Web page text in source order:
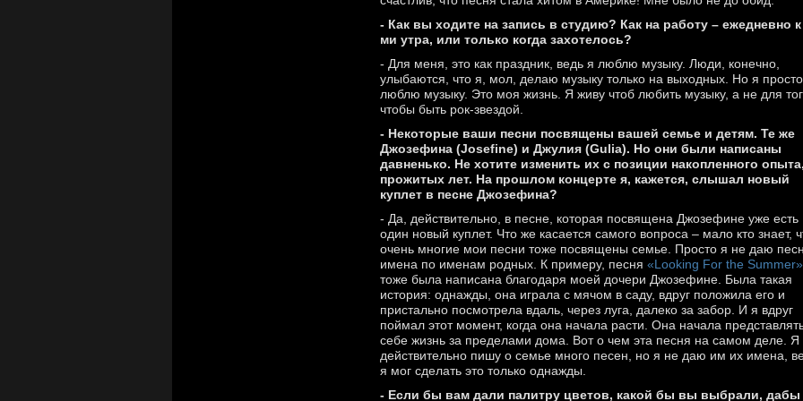
- Как вы ходите на запись в студию? Как на работу – ежедневно
ми утра, или только когда захотелось?
- Для меня, это как праздник, ведь я люблю музыку. Люди, конечно,
улыбаются, что я, мол, делаю музыку только на выходных. Но я просто
люблю музыку. Это моя жизнь. Я живу чтоб любить музыку, а не для
чтобы быть рок-звездой.
- Некоторые ваши песни посвящены вашей семье и детям. Те же
Джозефина (Josefine) и Джулия (Gulia). Но они были написаны
давненько. Не хотите изменить их с позиции накопленного опыта,
прожитых лет. На прошлом концерте я, кажется, слышал новый
куплет в песне Джозефина?
- Да, действительно, в песне, которая посвящена Джозефине уже есть
один новый куплет. Что же касается самого вопроса – мало кто знает,
очень многие мои песни тоже посвящены семье. Просто я не даю
имена по именам родных. К примеру, песня «Looking For the Summer»
тоже была написана благодаря моей дочери Джозефине. Была такая
история: однажды, она играла с мячом в саду, вдруг положила его и
пристально посмотрела вдаль, через луга, далеко за забор. И я вдруг
поймал этот момент, когда она начала расти. Она начала
себе жизнь за пределами дома. Вот о чем эта песня на самом деле. Я
действительно пишу о семье много песен, но я не даю им их имена,
я мог сделать это только однажды.
- Если бы вам дали палитру цветов, какой бы вы выбрали, дабы